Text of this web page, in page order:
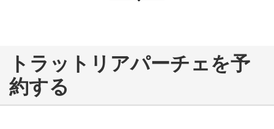
トラットリアパーチェを予
約する